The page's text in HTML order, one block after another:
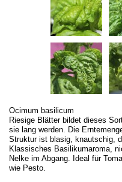
Ocimum basilicum
Riesige Blätter bildet dieses
sie lang werden. Die
Struktur ist blasig, knautschig,
Klassisches Basilikumaroma,
Nelke im Abgang. Ideal für
wie Pesto.